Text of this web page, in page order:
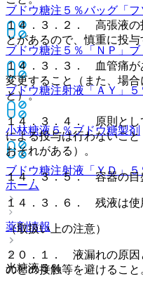
ブドウ糖注５％バッグ「フ
ブドウ糖注５％「ＮＰ」 ブ
ブドウ糖注射液「ＡＹ」５
小林糖液５％ブドウ糖製剤
ブドウ糖注射液「ＹＤ」５
ホーム
薬剤情報
光糖液５％
１４．３．２． 高張液の
とがあるので、慎重に投与
１４．３．３． 血管痛が
変更すること（また、場
と）。
１４．３．４． 原則とし
による投与は行わないこ
おそれがある）。
１４．３．５． 容器の目
１４．３．６． 残液は使
（取扱い上の注意）
２０．１． 液漏れの原因
のとの接触等を避けること